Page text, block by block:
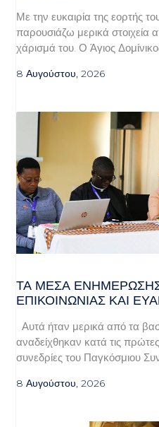
Με την ευκαιρία της εορτής
παρουσιάζω μερικά στοιχεία
χάρισμά του. Ο Άγιος
8 Αυγούστου, 2026
ΤΑ ΜΈΣΑ
ΕΠΙΚΟΙΝΩΝΊΑΣ ΚΑΙ
Αυτά ήταν μερικά από τα
αναδείχθηκαν κατά τις πρώτες
συνεδρίες του Παγκόσμιου
8 Αυγούστου, 2026